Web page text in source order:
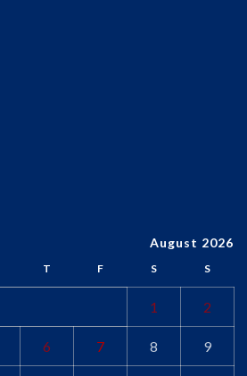
August 2026
T F S S
1 2
6 7 8 9